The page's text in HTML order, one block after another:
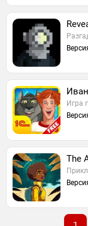
Игра
The